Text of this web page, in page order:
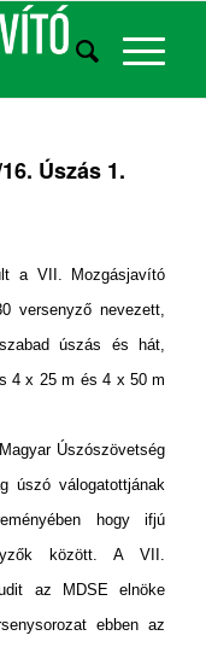
Úszás 1.
a VII. Mozgásjavító
versenyző nevezett,
úszás és hát,
4 x 25 m és 4 x 50 m
Úszószövetség
úszó válogatottjának
hogy ifjú
között. A VII.
az MDSE elnöke
ebben az